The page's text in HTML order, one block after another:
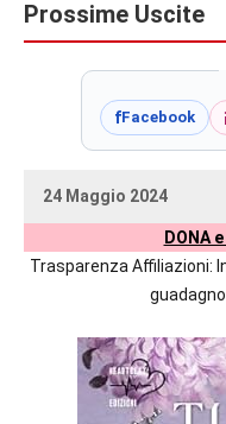
delle
autrici
straniere.
Prossime Uscite
fFacebook
24 Maggio 2024
uctil_user
Nessun
DONA
Trasparenza Affiliazioni: